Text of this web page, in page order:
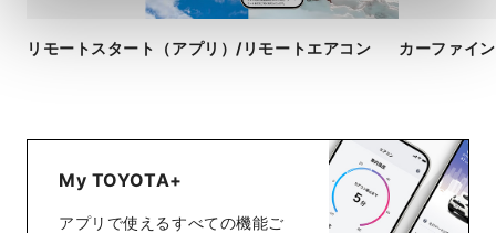
リモートスタート​（アプリ）​/リモートエアコン カーファイ
My TOYOTA+
アプリで使えるすべての機能ご